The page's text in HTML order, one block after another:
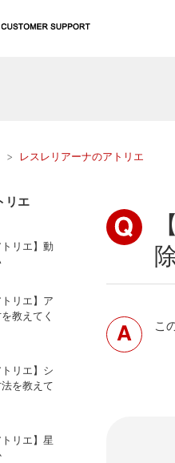
レスレリアーナのアトリエ
リエ
トリエ】動
トリエ】ア
教えてく
トリエ】シ
を教えて
トリエ】星
こ